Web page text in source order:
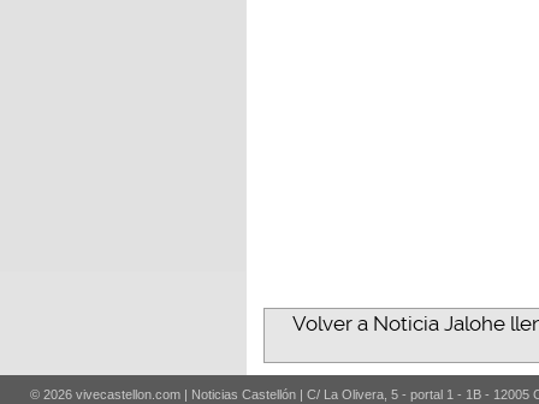
Volver a Noticia Jalohe
© 2026 vivecastellon.com | Noticias Castellón | C/ La Olivera, 5 - portal 1 - 1B - 12005